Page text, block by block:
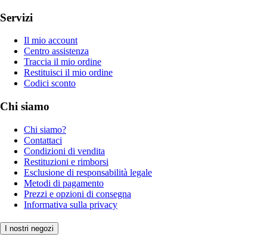
Servizi
Il mio account
Centro assistenza
Traccia il mio ordine
Restituisci il mio ordine
Codici sconto
Chi siamo
Chi siamo?
Contattaci
Condizioni di vendita
Restituzioni e rimborsi
Esclusione di responsabilità legale
Metodi di pagamento
Prezzi e opzioni di consegna
Informativa sulla privacy
I nostri negozi